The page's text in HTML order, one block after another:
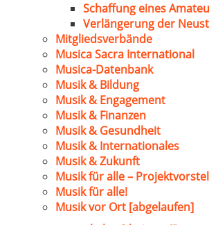
Schaffung eines
Verlängerung der
Mitgliedsverbände
Musica Sacra International
Musica-Datenbank
Musik & Bildung
Musik & Engagement
Musik & Finanzen
Musik & Gesundheit
Musik & Internationales
Musik & Zukunft
Musik für alle –
Musik für alle!
Musik vor Ort [abgelaufen]